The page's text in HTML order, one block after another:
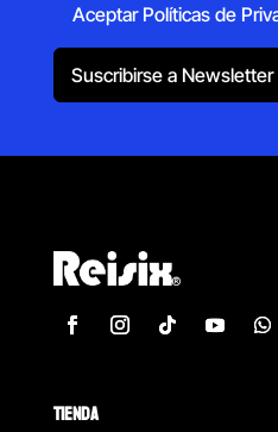
Aceptar Políticas de
Suscribirse a Newsletter
TIENDA